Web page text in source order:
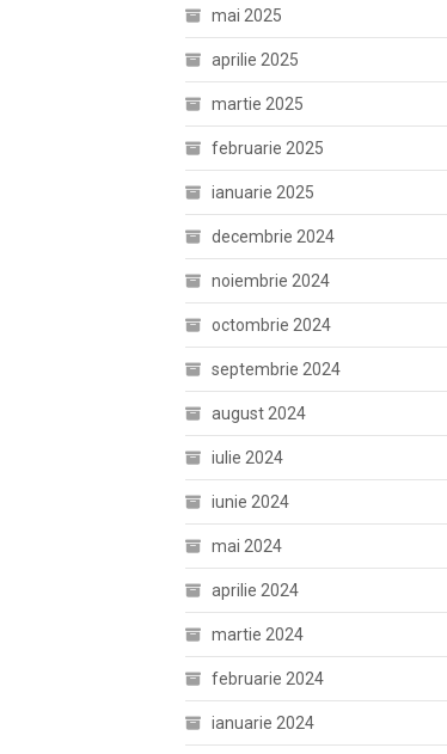
mai 2025
aprilie 2025
martie 2025
februarie 2025
ianuarie 2025
decembrie 2024
noiembrie 2024
octombrie 2024
septembrie 2024
august 2024
iulie 2024
iunie 2024
mai 2024
aprilie 2024
martie 2024
februarie 2024
ianuarie 2024